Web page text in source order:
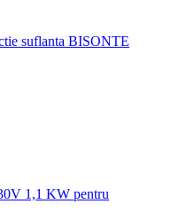
suflanta BISONTE
1,1 KW pentru